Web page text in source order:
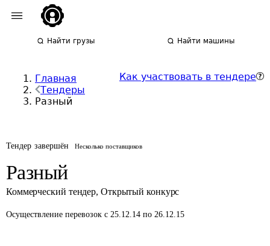
Найти грузы Найти машины
Главная
Тендеры
Разный
Как участвовать в тендере
Тендер завершён Несколько поставщиков
Разный
Коммерческий тендер, Открытый конкурс
Осуществление перевозок с 25.12.14 по 26.12.15